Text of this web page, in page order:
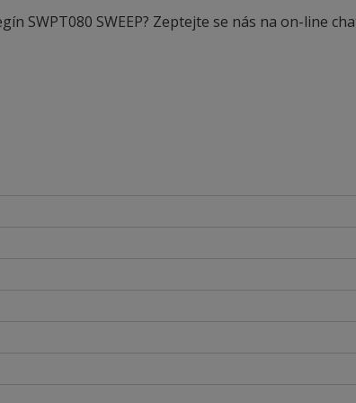
SWPT080 SWEEP? Zeptejte se nás na on-line